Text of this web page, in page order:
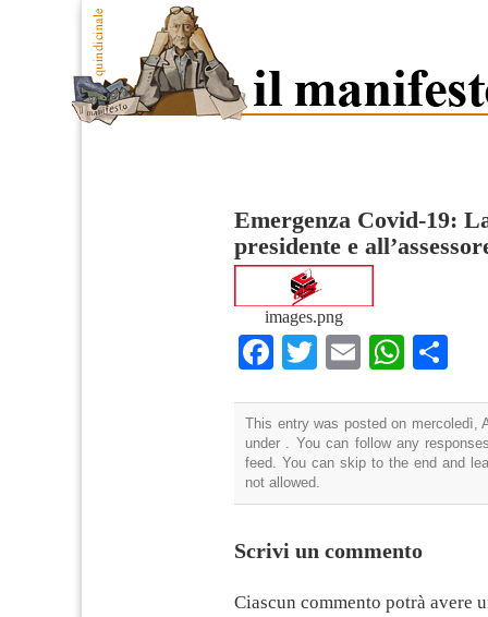
Emergenza Covid-19:
presidente e
images.png
Facebook
TwitterEmail
This entry was posted on mercoledì,
under . You can follow any
feed. You can skip to the end and
not allowed.
Scrivi un commento
Ciascun commento potrà avere